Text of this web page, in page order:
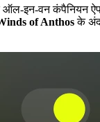
ऑल-इन-वन कंपैनियन
of Anthosके